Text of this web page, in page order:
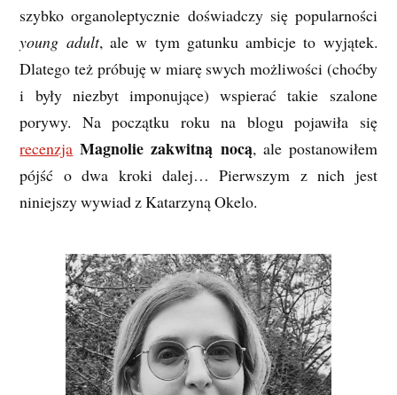
szybko organoleptycznie doświadczy się popularności
young adult, ale w tym gatunku ambicje to wyjątek.
Dlatego też próbuję w miarę swych możliwości (choćby
i były niezbyt imponujące) wspierać takie szalone
porywy. Na początku roku na blogu pojawiła się
recenzja Magnolie zakwitną nocą, ale postanowiłem
pójść o dwa kroki dalej… Pierwszym z nich jest
niniejszy wywiad z Katarzyną Okelo.